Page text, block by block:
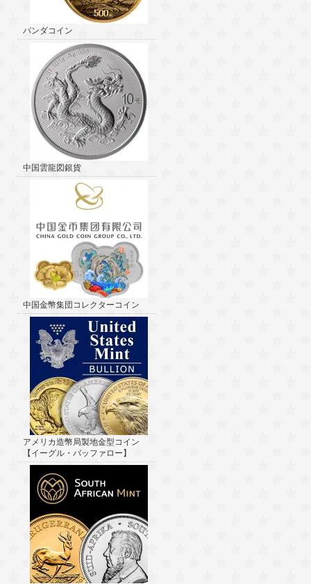
パンダコイン
中国雲龍図銀貨
中国金幣集団コレクターコイン
アメリカ造幣局製地金型コイン
【イーグル・バッファロー】